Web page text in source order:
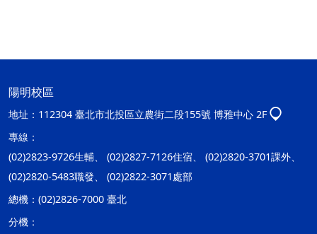
陽明校區
地址： 112304 臺北市北投區立農街二段155號 博雅中心 2F
專線：
(02)2823-9726生輔、 (02)2827-7126住宿、 (02)2820-3701課外、
(02)2820-5483職發、 (02)2822-3071處部
總機： (02)2826-7000 臺北
分機：